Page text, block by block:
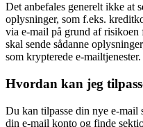
Det anbefales generelt ikke at
oplysninger, som f.eks.
via e-mail på grund af
skal sende sådanne
som krypterede e-mailtjenester.
Hvordan kan jeg
Du kan tilpasse din nye e-
din e-mail konto og finde